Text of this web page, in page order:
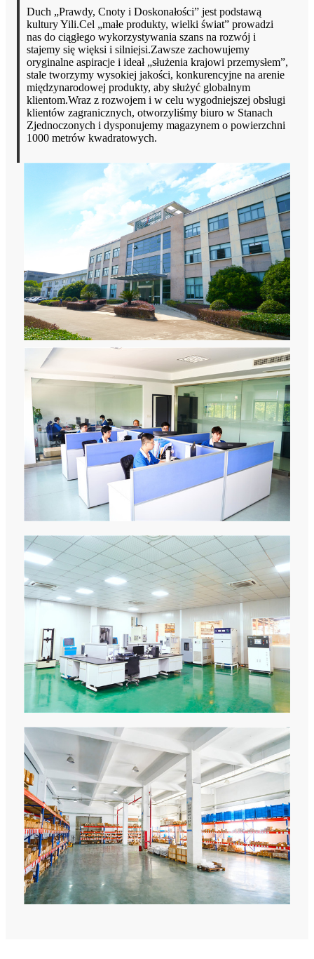
Duch „Prawdy, Cnoty i Doskonałości” jest podstawą
kultury Yili.Cel „małe produkty, wielki świat” prowadzi
nas do ciągłego wykorzystywania szans na rozwój i
stajemy się więksi i silniejsi.Zawsze zachowujemy
oryginalne aspiracje i ideał „służenia krajowi przemysłem”,
stale tworzymy wysokiej jakości, konkurencyjne na arenie
międzynarodowej produkty, aby służyć globalnym
klientom.Wraz z rozwojem i w celu wygodniejszej obsługi
klientów zagranicznych, otworzyliśmy biuro w Stanach
Zjednoczonych i dysponujemy magazynem o powierzchni
1000 metrów kwadratowych.